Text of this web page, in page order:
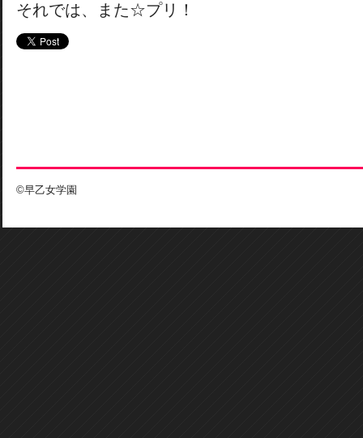
それでは、また☆プリ！
©早乙女学園